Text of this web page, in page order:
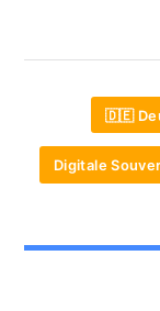
🇩🇪
Digitale